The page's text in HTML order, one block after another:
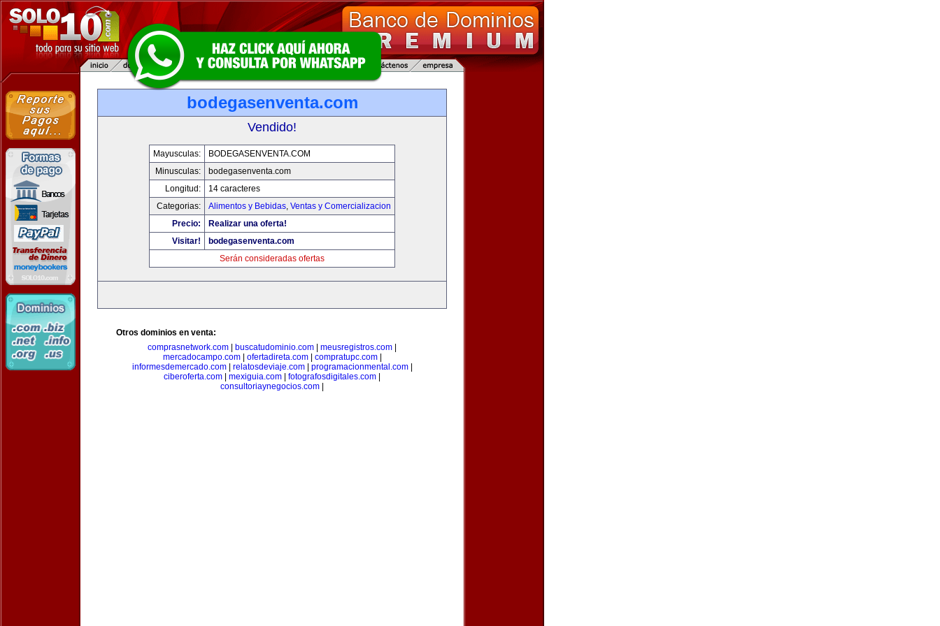
bodegasenventa.com
Vendido!
Mayusculas:
BODEGASENVENTA.COM
Minusculas:
bodegasenventa.com
Longitud:
14 caracteres
Categorias:
Alimentos y Bebidas, Ventas y Comercializacion
Precio:
Realizar una oferta!
Visitar!
bodegasenventa.com
Serán consideradas ofertas
Otros dominios en venta:
comprasnetwork.com
buscatudominio.com meusregistros.com
mercadocampo.com| ofertadireta.com| compratupc.com|
informesdemercado.com| relatosdeviaje.com| programacionmental.com|
ciberoferta.com
mexiguia.com fotografosdigitales.com
consultoriaynegocios.com